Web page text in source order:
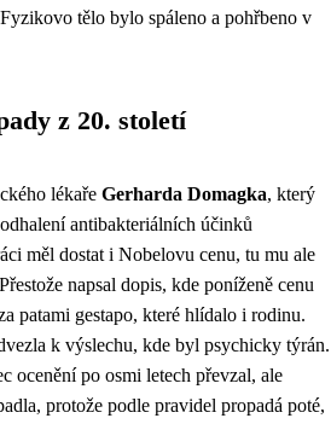
tělo bylo spáleno a pohřbeno v
z 20. století
lékaře Gerharda Domagka, který
antibakteriálních účinků
měl dostat i Nobelovu cenu, tu mu ale
napsal dopis, kde poníženě cenu
patami gestapo, které hlídalo i rodinu.
k výslechu, kde byl psychicky týrán.
ocenění po osmi letech převzal, ale
protože podle pravidel propadá poté,